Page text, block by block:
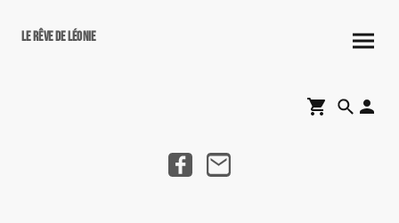
Le rêve de Léonie